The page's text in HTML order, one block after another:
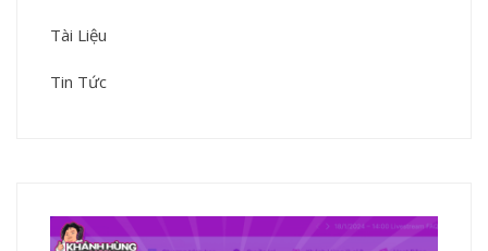
Tài Liệu
Tin Tức